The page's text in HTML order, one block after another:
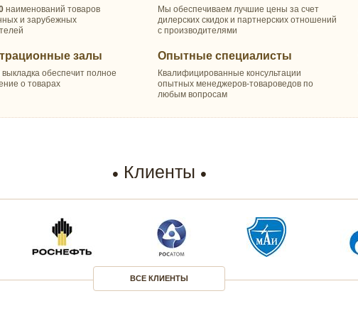
наименований товаров
и зарубежных
залы
обеспечит полное
о товарах
Мы обеспечиваем лучшие цены за счет
дилерских скидок и партнерских отношений
с производителями
Опытные специалисты
Квалифицированные консультации
опытных менеджеров-товароведов по
любым вопросам
Клиенты
ВСЕ КЛИЕНТЫ